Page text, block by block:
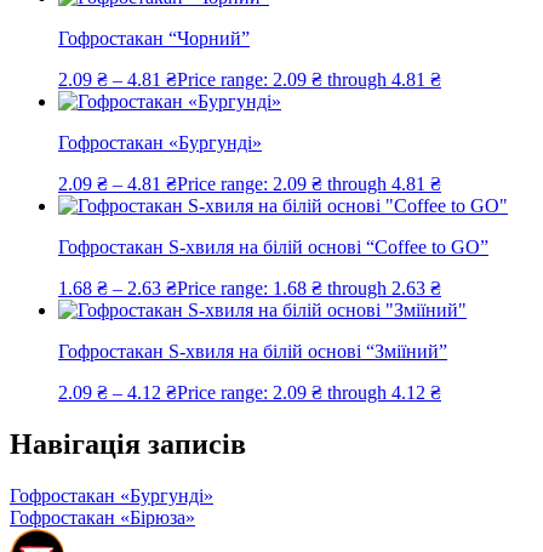
Гофростакан “Чорний”
2.09 ₴ – 4.81 ₴Price range: 2.09 ₴ through 4.81 ₴
Гофростакан «Бургунді»
2.09 ₴ – 4.81 ₴Price range: 2.09 ₴ through 4.81 ₴
Гофростакан S-хвиля на білій основі “Coffee to GO”
1.68 ₴ – 2.63 ₴Price range: 1.68 ₴ through 2.63 ₴
Гофростакан S-хвиля на білій основі “Зміїний”
2.09 ₴ – 4.12 ₴Price range: 2.09 ₴ through 4.12 ₴
Навігація записів
Гофростакан «Бургунді»
Гофростакан «Бірюза»